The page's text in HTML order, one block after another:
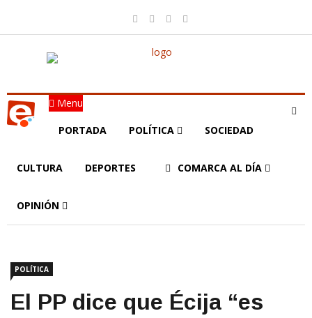
Menu
PORTADA POLÍTICA SOCIEDAD
CULTURA DEPORTES COMARCA AL DÍA
OPINIÓN
POLÍTICA
El PP dice que Écija “es